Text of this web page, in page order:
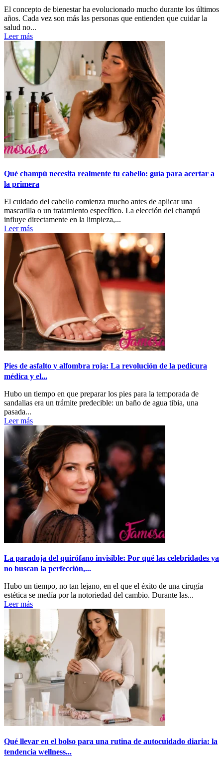
El concepto de bienestar ha evolucionado mucho durante los últimos
años. Cada vez son más las personas que entienden que cuidar la
salud no...
Leer más
Qué champú necesita realmente tu cabello: guía para acertar a
la primera
El cuidado del cabello comienza mucho antes de aplicar una
mascarilla o un tratamiento específico. La elección del champú
influye directamente en la limpieza,...
Leer más
Pies de asfalto y alfombra roja: La revolución de la pedicura
médica y el...
Hubo un tiempo en que preparar los pies para la temporada de
sandalias era un trámite predecible: un baño de agua tibia, una
pasada...
Leer más
La paradoja del quirófano invisible: Por qué las celebridades ya
no buscan la perfección,...
Hubo un tiempo, no tan lejano, en el que el éxito de una cirugía
estética se medía por la notoriedad del cambio. Durante las...
Leer más
Qué llevar en el bolso para una rutina de autocuidado diaria: la
tendencia wellness...